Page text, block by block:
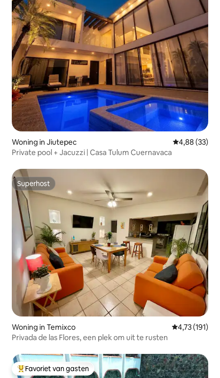
Woning in Jiutepec Gemiddelde
4,88 (33)
Private pool + Jacuzzi | Casa Tulum Cuernavaca
Superhost
Superhost
Woning in Temixco Gemiddelde
4,73 (191)
Privada de las Flores, een plek om uit te rusten
Topfavoriet van gasten
Favoriet van gasten